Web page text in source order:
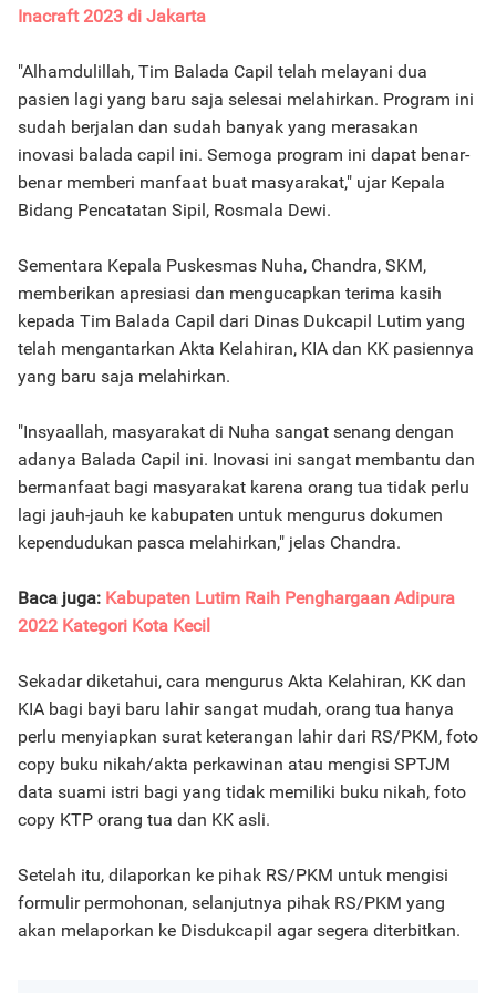
Inacraft 2023 di Jakarta
"Alhamdulillah, Tim Balada Capil telah melayani dua
pasien lagi yang baru saja selesai melahirkan. Program ini
sudah berjalan dan sudah banyak yang merasakan
inovasi balada capil ini. Semoga program ini dapat benar-
benar memberi manfaat buat masyarakat," ujar Kepala
Bidang Pencatatan Sipil, Rosmala Dewi.
Sementara Kepala Puskesmas Nuha, Chandra, SKM,
memberikan apresiasi dan mengucapkan terima kasih
kepada Tim Balada Capil dari Dinas Dukcapil Lutim yang
telah mengantarkan Akta Kelahiran, KIA dan KK pasiennya
yang baru saja melahirkan.
"Insyaallah, masyarakat di Nuha sangat senang dengan
adanya Balada Capil ini. Inovasi ini sangat membantu dan
bermanfaat bagi masyarakat karena orang tua tidak perlu
lagi jauh-jauh ke kabupaten untuk mengurus dokumen
kependudukan pasca melahirkan," jelas Chandra.
Baca juga: Kabupaten Lutim Raih Penghargaan Adipura
2022 Kategori Kota Kecil
Sekadar diketahui, cara mengurus Akta Kelahiran, KK dan
KIA bagi bayi baru lahir sangat mudah, orang tua hanya
perlu menyiapkan surat keterangan lahir dari RS/PKM, foto
copy buku nikah/akta perkawinan atau mengisi SPTJM
data suami istri bagi yang tidak memiliki buku nikah, foto
copy KTP orang tua dan KK asli.
Setelah itu, dilaporkan ke pihak RS/PKM untuk mengisi
formulir permohonan, selanjutnya pihak RS/PKM yang
akan melaporkan ke Disdukcapil agar segera diterbitkan.